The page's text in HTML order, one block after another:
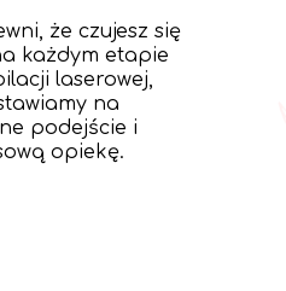
że czujesz się
każdym etapie
laserowej,
na
podejście i
opiekę.